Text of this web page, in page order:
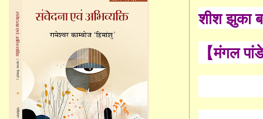
शीश झुका
【मंगल